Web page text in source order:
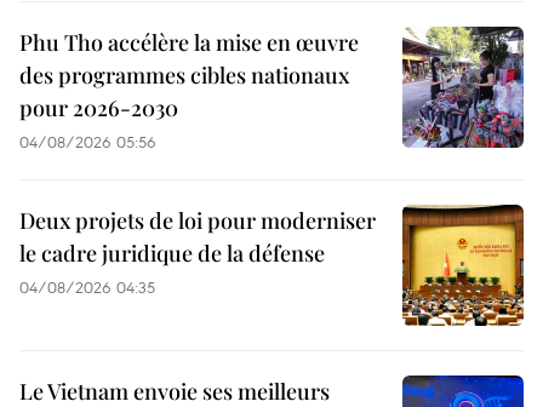
Phu Tho accélère la mise en œuvre
des programmes cibles nationaux
pour 2026-2030
04/08/2026 05:56
Deux projets de loi pour moderniser
le cadre juridique de la défense
04/08/2026 04:35
Le Vietnam envoie ses meilleurs